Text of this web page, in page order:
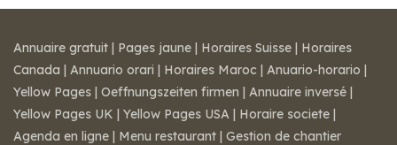
Annuaire gratuit | Pages jaune | Horaires Suisse | Horaires
Canada | Annuario orari | Horaires Maroc | Anuario-horario |
Yellow Pages | Oeffnungszeiten firmen | Annuaire inversé |
Yellow Pages UK | Yellow Pages USA | Horaire societe |
Agenda en ligne | Menu restaurant | Gestion de chantier